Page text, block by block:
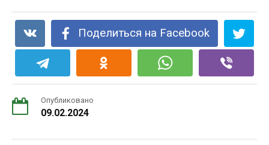
Поделиться на Facebook
Опубликовано
09.02.2024